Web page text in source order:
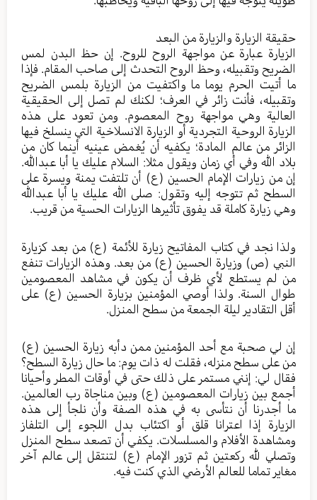
حقيقة الزيارة والزيارة من البعد
الزيارة عبارة عن مواجهة الروح للروح. إن حظ البدن لمس
الضريح وتقبيله، وحظ الروح التحدث إلى صاحب المقام. فإذا
ما أتيت الحرم يوما ما واكتفيت من الزيارة بلمس الضريح
وتقبيله، فأنت زائر في العرف؛ لكنك لم تصل إلى الحقيقية
العالية وهي مواجهة روح المعصوم. ومن تعود على هذه
الزيارة الروحية التجردية أو الزيارة الانسلاخية التي ينسلخ فيها
الزائر من عالم المادة؛ يكفيه أن يُغمض عينيه أينما كان من
بلاد الله وفي أي زمان ويقول مثلا: السلام عليك يا أبا عبدالله.
إن من زيارات الإمام الحسين (ع) أن تلتفت يمنة ويسرة على
السطح ثم تتوجه إليه وتقول: صلى الله عليك يا أبا عبدالله
وهي زيارة كاملة قد يفوق تأثيرها الزيارات الحسية من قريب.
ولذا نجد في كتاب المفاتيح زيارة للأئمة (ع) من بعد كزيارة
النبي (ص) وزيارة الحسين (ع) من بعد. وهذه الزيارات تنفع
من لم يستطع لأي ظرف أن يكون في مشاهد المعصومين
طوال السنة. ولذا أوصي المؤمنين بزيارة الحسين (ع) على
أقل التقادير ليلة الجمعة من سطح المنزل.
إن لي صحبة مع أحد المؤمنين ممن دأبه زيارة الحسين (ع)
من على سطح منزله، فقلت له ذات يوم: ما حال زيارة السطح؟
فقال لي: إنني مستمر على ذلك حتى في أوقات المطر وأحيانا
أجمع بين زيارات المعصومين (ع) وبين مناجاة رب العالمين.
ما أجدرنا أن نتأسى به في هذه الصفة وأن نلجأ إلى هذه
الزيارة إذا اعترانا قلق أو اكتئاب بدل اللجوء إلى التلفاز
ومشاهدة الأفلام والمسلسلات. يكفي أن تصعد سطح المنزل
وتصلي لله ركعتين ثم تزور الإمام (ع) لتنتقل إلى عالم آخر
مغاير تماما للعالم الأرضي الذي كنت فيه.